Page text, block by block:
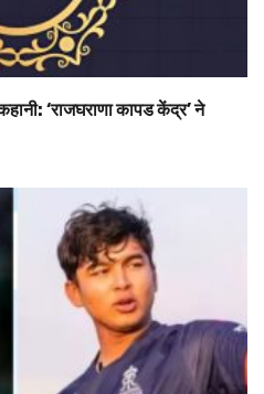
‘राजघराणा कापड केंद्र’ ने